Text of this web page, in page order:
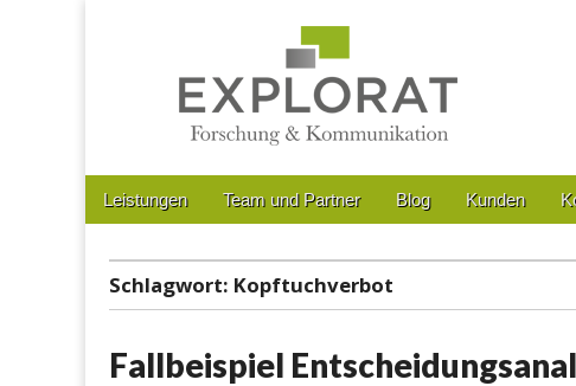
Forschung & Kommunikation
Main
Skip
Leistungen Team und Partner Blog Kunden
menu
Schlagwort: Kopftuchverbot
Fallbeispiel